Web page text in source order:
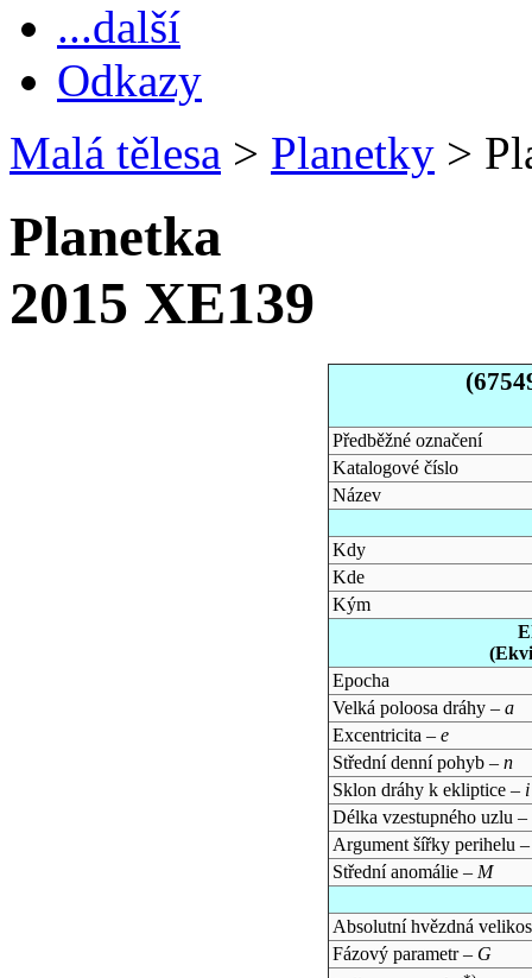
...další
Odkazy
Malá tělesa > Planetky >
Planetka
2015 XE139
Předběžné označení
Katalogové číslo
Název
Kdy
Kde
Kým
Epocha
Velká poloosa dráhy – a
Excentricita – e
Střední denní pohyb – n
Sklon dráhy k ekliptice – i
Délka vzestupného uzlu –
Argument šířky perihelu
Střední anomálie – M
Absolutní hvězdná
Fázový parametr – G